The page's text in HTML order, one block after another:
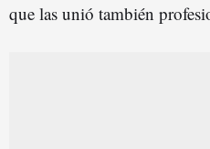
que las unió también